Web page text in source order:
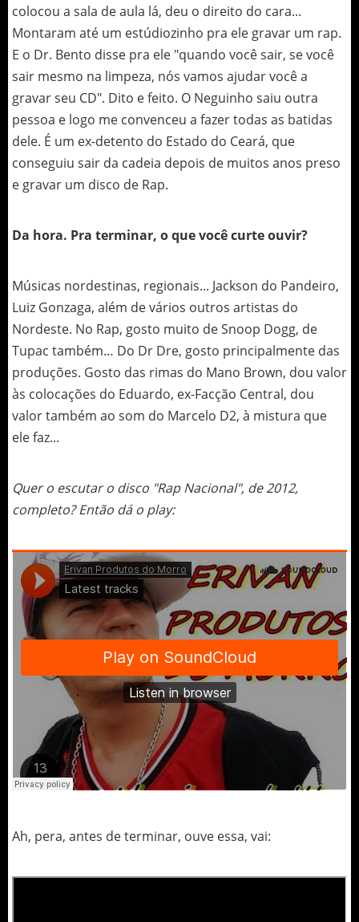
colocou a sala de aula lá, deu o direito do cara...
Montaram até um estúdiozinho pra ele gravar um rap.
E o Dr. Bento disse pra ele "quando você sair, se você
sair mesmo na limpeza, nós vamos ajudar você a
gravar seu CD". Dito e feito. O Neguinho saiu outra
pessoa e logo me convenceu a fazer todas as batidas
dele. É um ex-detento do Estado do Ceará, que
conseguiu sair da cadeia depois de muitos anos preso
e gravar um disco de Rap.
Da hora. Pra terminar, o que você curte ouvir?
Músicas nordestinas, regionais... Jackson do Pandeiro,
Luiz Gonzaga, além de vários outros artistas do
Nordeste. No Rap, gosto muito de Snoop Dogg, de
Tupac também… Do Dr Dre, gosto principalmente das
produções. Gosto das rimas do Mano Brown, dou valor
às colocações do Eduardo, ex-Facção Central, dou
valor também ao som do Marcelo D2, à mistura que
ele faz...
Quer o escutar o disco "Rap Nacional", de 2012,
completo? Então dá o play:
Ah, pera, antes de terminar, ouve essa, vai: